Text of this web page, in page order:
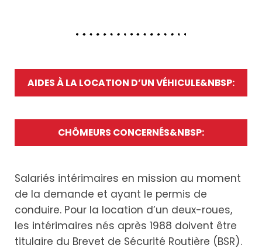
AIDES À LA LOCATION D’UN VÉHICULE&NBSP:
CHÔMEURS CONCERNÉS&NBSP:
Salariés intérimaires en mission au moment
de la demande et ayant le permis de
conduire. Pour la location d’un deux-roues,
les intérimaires nés après 1988 doivent être
titulaire du Brevet de Sécurité Routière (BSR).